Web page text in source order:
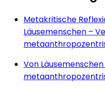
Metakritische
Läusemenschen –
Von